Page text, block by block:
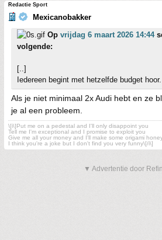
Redactie Sport
Mexicanobakker
Op vrijdag 6 maart 2026 14:44
volgende:
[..]
Iedereen begint met hetzelfde budget hoor.
Als je niet minimaal 2x Audi hebt en ze
je al een probleem.
\[i\]Put me on a pedestal and I'll only disappoint you
Tell me I'm exceptional and I promise to exploit you
Give me all your money and I'll make some origami
I think you're a joke but I don't find you very funny\[/i\]
▼ Advertentie door